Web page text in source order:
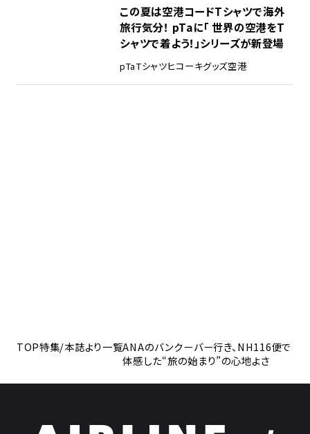
この夏は空港コードTシャツで海外
旅行気分！ pTaに「 世界の空港をT
シャツで着よう！」シリーズが新登場
pTaTシャツヒコーキグッズ空港
TOP特集/本誌より一覧ANAのバンクーバー行き、NH116便で
体感した“旅の始まり”の心地よさ